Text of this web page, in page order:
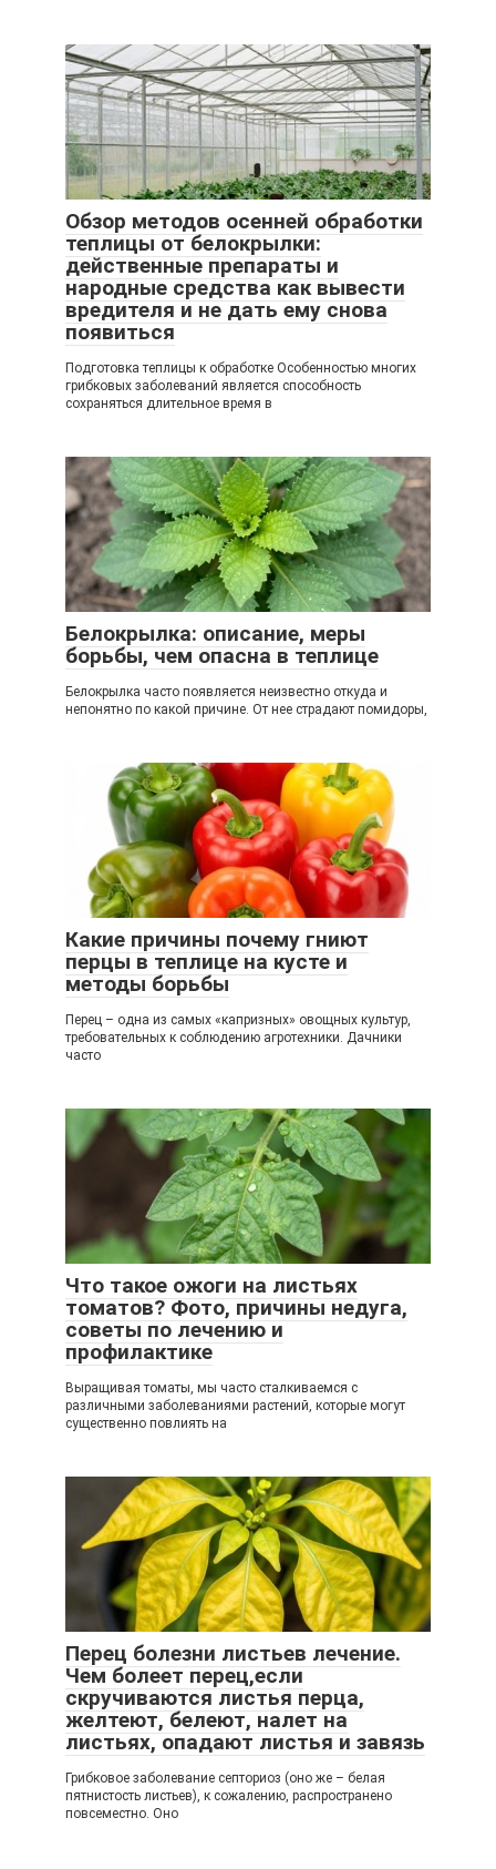
Обзор методов осенней обработки
теплицы от белокрылки:
действенные препараты и
народные средства как вывести
вредителя и не дать ему снова
появиться
Подготовка теплицы к обработке Особенностью многих
грибковых заболеваний является способность
сохраняться длительное время в
Белокрылка: описание, меры
борьбы, чем опасна в теплице
Белокрылка часто появляется неизвестно откуда и
непонятно по какой причине. От нее страдают помидоры,
Какие причины почему гниют
перцы в теплице на кусте и
методы борьбы
Перец – одна из самых «капризных» овощных культур,
требовательных к соблюдению агротехники. Дачники
часто
Что такое ожоги на листьях
томатов? Фото, причины недуга,
советы по лечению и
профилактике
Выращивая томаты, мы часто сталкиваемся с
различными заболеваниями растений, которые могут
существенно повлиять на
Перец болезни листьев лечение.
Чем болеет перец,если
скручиваются листья перца,
желтеют, белеют, налет на
листьях, опадают листья и завязь
Грибковое заболевание септориоз (оно же – белая
пятнистость листьев), к сожалению, распространено
повсеместно. Оно